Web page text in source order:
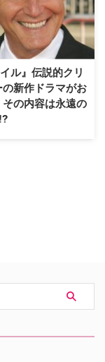
とは、先日のニュース
たとおり。関係者のひ
デヴィッド・ドゥカヴ
ー捜査官役）が、
】クリス・カーター監
か…
イル』伝説的クリ
の新作ドラマがお
の内容は永遠の
』を世に送り出した